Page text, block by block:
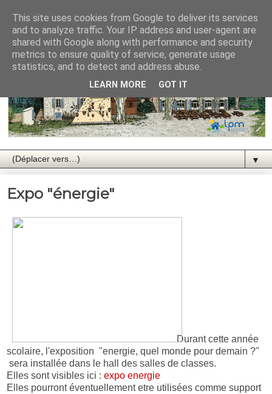
▼
Expo "énergie"
Durant cette année
scolaire, l'exposition "energie, quel monde pour demain ?"
sera installée dans le hall des salles de classes.
Elles sont visibles ici : expo energie
Elles pourront éventuellement etre utilisées comme support
This site uses cookies from Google to deliver its services
and to analyze traffic. Your IP address and user-agent are
shared with Google along with performance and security
metrics to ensure quality of service, generate usage
statistics, and to detect and address abuse.
LEARN MORE GOT IT